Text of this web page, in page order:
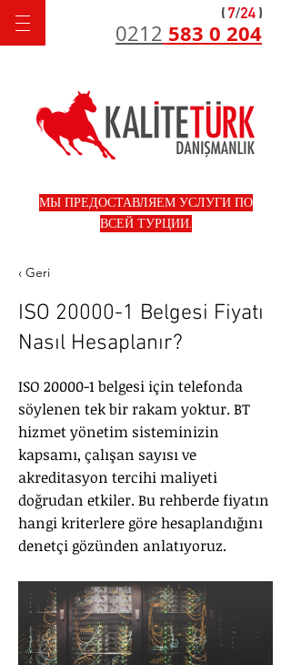
0212 583 0 204
МЫ ПРЕДОСТАВЛЯЕМ УСЛУГИ ПО
ВСЕЙ ТУРЦИИ.
‹ Geri
ISO 20000-1 Belgesi Fiyatı
Nasıl Hesaplanır?
ISO 20000-1 belgesi için telefonda
söylenen tek bir rakam yoktur. BT
hizmet yönetim sisteminizin
kapsamı, çalışan sayısı ve
akreditasyon tercihi maliyeti
doğrudan etkiler. Bu rehberde fiyatın
hangi kriterlere göre hesaplandığını
denetçi gözünden anlatıyoruz.